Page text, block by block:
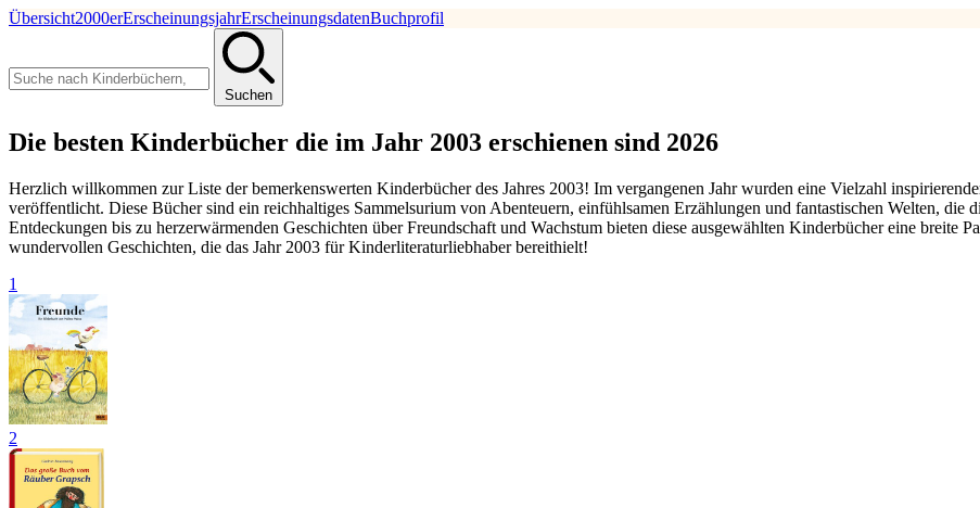
Übersicht2000erErscheinungsjahrErscheinungsdatenBuchprofil
Suchen
Die besten Kinderbücher die im Jahr 2003 erschienen sind 2026
Herzlich willkommen zur Liste der bemerkenswerten Kinderbücher des Jahres 2003! Im vergangenen Jahr wurden eine Vielzahl
veröffentlicht. Diese Bücher sind ein reichhaltiges Sammelsurium von Abenteuern, einfühlsamen Erzählungen und fantastischen Welten, die
Entdeckungen bis zu herzerwärmenden Geschichten über Freundschaft und Wachstum bieten diese ausgewählten Kinderbücher eine breite
wundervollen Geschichten, die das Jahr 2003 für Kinderliteraturliebhaber bereithielt!
1
2